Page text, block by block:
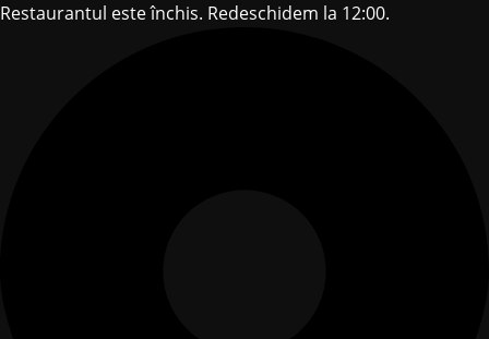
Restaurantul este închis. Redeschidem la 12:00.